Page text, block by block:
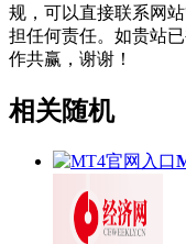
规，可以直接联系网
担任何责任。如贵站
作共赢，谢谢！
相关随机